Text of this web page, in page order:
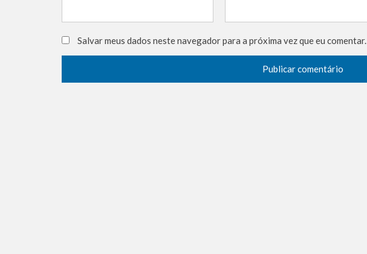
Salvar meus dados neste navegador para a próxima vez que eu comentar.